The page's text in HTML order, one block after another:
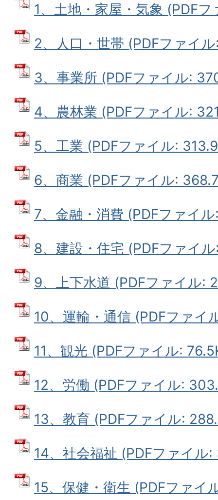
1、土地・家屋・気象 (PDF
2、人口・世帯 (PDFファイ
3、事業所 (PDFファイル:
4、農林業 (PDFファイル:
5、工業 (PDFファイル:
6、商業 (PDFファイル:
7、金融・消費 (PDFファイ
8、建設・住宅 (PDFファイ
9、上下水道 (PDFファイル:
10、運輸・通信 (PDFファイ
11、観光 (PDFファイル:
12、労働 (PDFファイル:
13、教育 (PDFファイル:
14、社会福祉 (PDFファイル:
15、保健・衛生 (PDFファイ